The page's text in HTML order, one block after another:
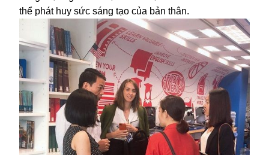
thể phát huy sức sáng tạo của bản thân.